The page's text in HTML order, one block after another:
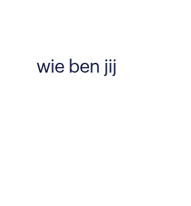
wie ben jij